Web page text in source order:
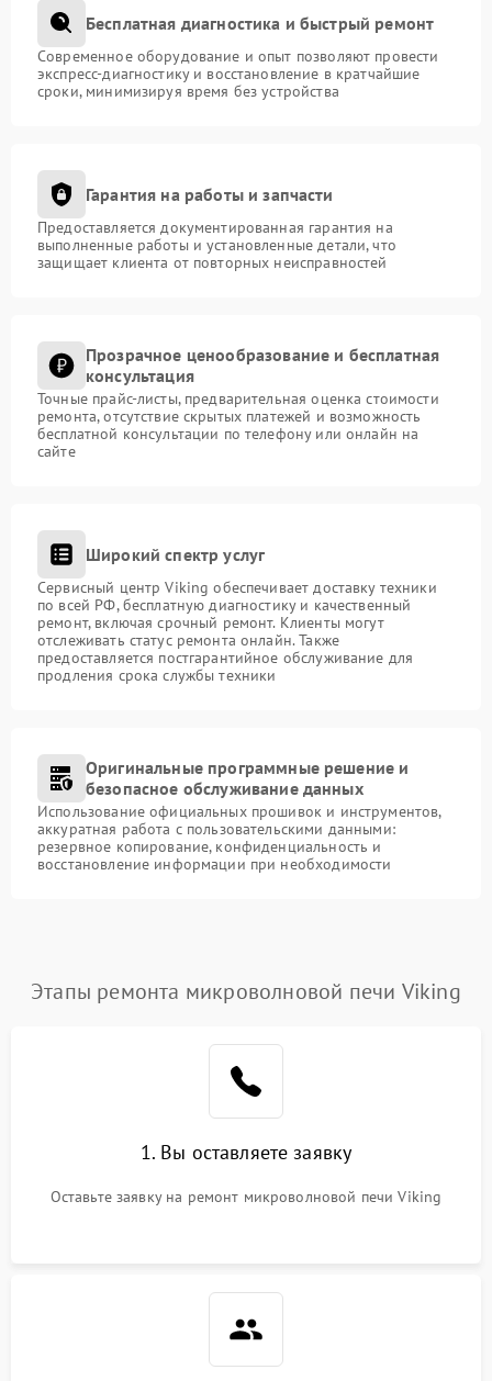
Бесплатная диагностика и быстрый ремонт
Современное оборудование и опыт позволяют провести
экспресс-диагностику и восстановление в кратчайшие
сроки, минимизируя время без устройства
Гарантия на работы и запчасти
Предоставляется документированная гарантия на
выполненные работы и установленные детали, что
защищает клиента от повторных неисправностей
Прозрачное ценообразование и бесплатная
консультация
Точные прайс-листы, предварительная оценка стоимости
ремонта, отсутствие скрытых платежей и возможность
бесплатной консультации по телефону или онлайн на
сайте
Широкий спектр услуг
Сервисный центр Viking обеспечивает доставку техники
по всей РФ, бесплатную диагностику и качественный
ремонт, включая срочный ремонт. Клиенты могут
отслеживать статус ремонта онлайн. Также
предоставляется постгарантийное обслуживание для
продления срока службы техники
Оригинальные программные решение и
безопасное обслуживание данных
Использование официальных прошивок и инструментов,
аккуратная работа с пользовательскими данными:
резервное копирование, конфиденциальность и
восстановление информации при необходимости
Этапы ремонта микроволновой печи Viking
1. Вы оставляете заявку
Оставьте заявку на ремонт микроволновой печи Viking